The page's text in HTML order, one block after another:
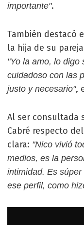
importante".
También destacó
la hija de su
"Yo la amo, lo digo
cuidadoso con las
justo y necesario",
Al ser consultada
Cabré respecto
clara: "Nico vivió
medios, es la
intimidad. Es
ese perfil, como